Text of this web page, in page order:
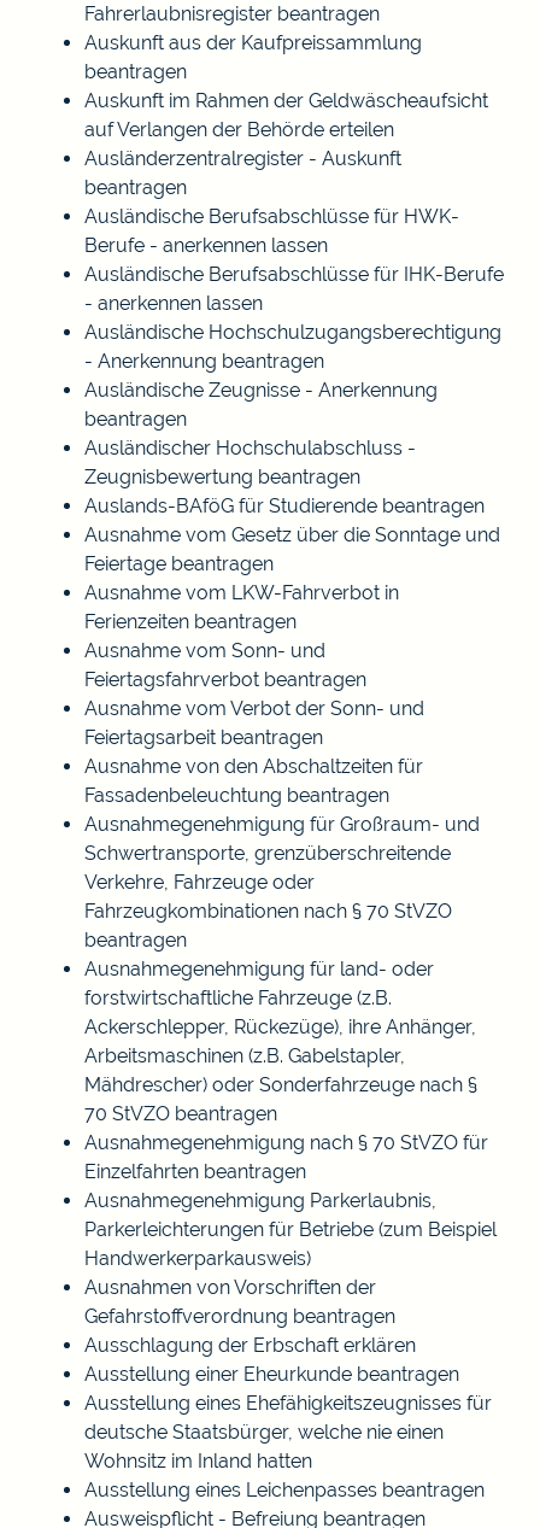
Fahrerlaubnisregister beantragen
Auskunft aus der Kaufpreissammlung
beantragen
Auskunft im Rahmen der Geldwäscheaufsicht
auf Verlangen der Behörde erteilen
Ausländerzentralregister - Auskunft
beantragen
Ausländische Berufsabschlüsse für HWK-
Berufe - anerkennen lassen
Ausländische Berufsabschlüsse für IHK-Berufe
- anerkennen lassen
Ausländische Hochschulzugangsberechtigung
- Anerkennung beantragen
Ausländische Zeugnisse - Anerkennung
beantragen
Ausländischer Hochschulabschluss -
Zeugnisbewertung beantragen
Auslands-BAföG für Studierende beantragen
Ausnahme vom Gesetz über die Sonntage und
Feiertage beantragen
Ausnahme vom LKW-Fahrverbot in
Ferienzeiten beantragen
Ausnahme vom Sonn- und
Feiertagsfahrverbot beantragen
Ausnahme vom Verbot der Sonn- und
Feiertagsarbeit beantragen
Ausnahme von den Abschaltzeiten für
Fassadenbeleuchtung beantragen
Ausnahmegenehmigung für Großraum- und
Schwertransporte, grenzüberschreitende
Verkehre, Fahrzeuge oder
Fahrzeugkombinationen nach § 70 StVZO
beantragen
Ausnahmegenehmigung für land- oder
forstwirtschaftliche Fahrzeuge (z.B.
Ackerschlepper, Rückezüge), ihre Anhänger,
Arbeitsmaschinen (z.B. Gabelstapler,
Mähdrescher) oder Sonderfahrzeuge nach §
70 StVZO beantragen
Ausnahmegenehmigung nach § 70 StVZO für
Einzelfahrten beantragen
Ausnahmegenehmigung Parkerlaubnis,
Parkerleichterungen für Betriebe (zum Beispiel
Handwerkerparkausweis)
Ausnahmen von Vorschriften der
Gefahrstoffverordnung beantragen
Ausschlagung der Erbschaft erklären
Ausstellung einer Eheurkunde beantragen
Ausstellung eines Ehefähigkeitszeugnisses für
deutsche Staatsbürger, welche nie einen
Wohnsitz im Inland hatten
Ausstellung eines Leichenpasses beantragen
Ausweispflicht - Befreiung beantragen